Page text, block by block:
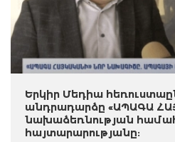
Երկիր Մեդիա
անդրադարձը «ԱՊԱԳԱ
նախաձեռնության
հայտարարությանը: